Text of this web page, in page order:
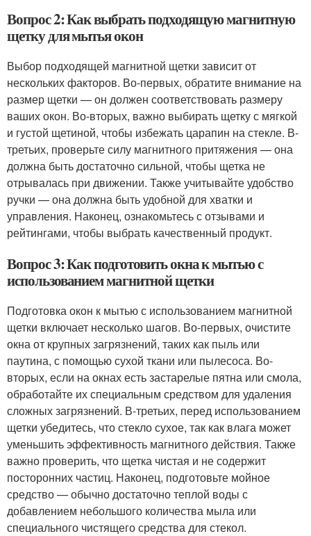
Вопрос 2: Как выбрать подходящую магнитную
щетку для мытья окон
Выбор подходящей магнитной щетки зависит от
нескольких факторов. Во-первых, обратите внимание на
размер щетки — он должен соответствовать размеру
ваших окон. Во-вторых, важно выбирать щетку с мягкой
и густой щетиной, чтобы избежать царапин на стекле. В-
третьих, проверьте силу магнитного притяжения — она
должна быть достаточно сильной, чтобы щетка не
отрывалась при движении. Также учитывайте удобство
ручки — она должна быть удобной для хватки и
управления. Наконец, ознакомьтесь с отзывами и
рейтингами, чтобы выбрать качественный продукт.
Вопрос 3: Как подготовить окна к мытью с
использованием магнитной щетки
Подготовка окон к мытью с использованием магнитной
щетки включает несколько шагов. Во-первых, очистите
окна от крупных загрязнений, таких как пыль или
паутина, с помощью сухой ткани или пылесоса. Во-
вторых, если на окнах есть застарелые пятна или смола,
обработайте их специальным средством для удаления
сложных загрязнений. В-третьих, перед использованием
щетки убедитесь, что стекло сухое, так как влага может
уменьшить эффективность магнитного действия. Также
важно проверить, что щетка чистая и не содержит
посторонних частиц. Наконец, подготовьте мойное
средство — обычно достаточно теплой воды с
добавлением небольшого количества мыла или
специального чистящего средства для стекол.